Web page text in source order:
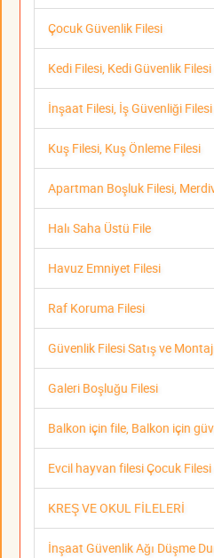
Çocuk Güvenlik Filesi
Kedi Filesi, Kedi Güvenlik Filesi
İnşaat Filesi, İş Güvenliği Filesi
Kuş Filesi, Kuş Önleme Filesi
Apartman Boşluk Filesi,
Halı Saha Üstü File
Havuz Emniyet Filesi
Raf Koruma Filesi
Güvenlik Filesi Satış ve
Galeri Boşluğu Filesi
Balkon için file, Balkon için
Evcil hayvan filesi Çocuk
KREŞ VE OKUL FİLELERİ
İnşaat Güvenlik Ağı Düşme